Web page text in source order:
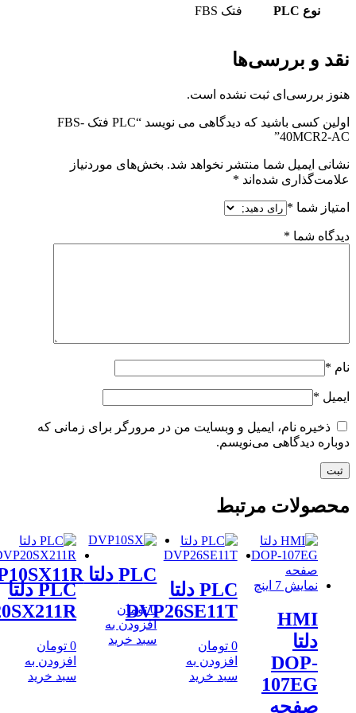
فتک FBS
بررسی‌ها
ثبت نشده است.
اولین کسی باشید که دیدگاهی می نویسد “PLC فتک FBS-
شما منتشر نخواهد شد. بخش‌های موردنیاز
شده‌اند*
*
*
نام، ایمیل و وبسایت من در مرورگر برای زمانی که
می‌نویسم.
مرتبط
PLC دلتا
DVP26SE11T
افزودن به
سبد خرید
0 تومان
افزودن به
سبد خرید
PLC دلتا
DVP20SX211R
0 تومان
افزودن به
سبد خرید